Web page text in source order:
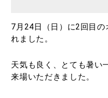
7月24日（日）に2回目
れました。
天気も良く、とても暑い
来場いただきました。